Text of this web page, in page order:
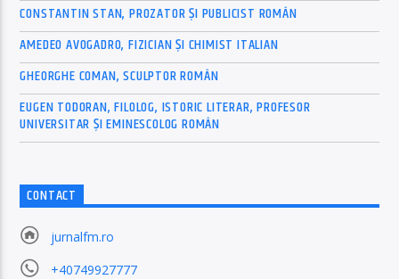
CONSTANTIN STAN, PROZATOR ȘI PUBLICIST ROMÂN
AMEDEO AVOGADRO, FIZICIAN ȘI CHIMIST ITALIAN
GHEORGHE COMAN, SCULPTOR ROMÂN
EUGEN TODORAN, FILOLOG, ISTORIC LITERAR, PROFESOR
UNIVERSITAR ȘI EMINESCOLOG ROMÂN
CONTACT
jurnalfm.ro
+40749927777